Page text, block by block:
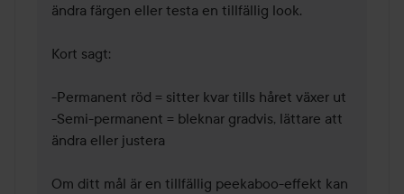
ändra färgen eller testa en tillfällig look.
Kort sagt:
-Permanent röd = sitter kvar tills håret växer ut
-Semi-permanent = bleknar gradvis, lättare att
ändra eller justera
Om ditt mål är en tillfällig peekaboo-effekt kan